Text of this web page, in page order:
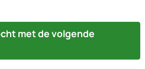
met de volgende